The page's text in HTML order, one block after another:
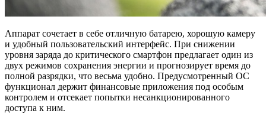
Аппарат сочетает в себе отличную батарею, хорошую камеру
и удобный пользовательский интерфейс. При снижении
уровня заряда до критического смартфон предлагает один из
двух режимов сохранения энергии и прогнозирует время до
полной разрядки, что весьма удобно. Предусмотренный ОС
функционал держит финансовые приложения под особым
контролем и отсекает попытки несанкционированного
доступа к ним.